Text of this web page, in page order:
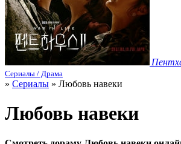
Сериалы / Драма
» Сериалы » Любовь навеки
Любовь навеки